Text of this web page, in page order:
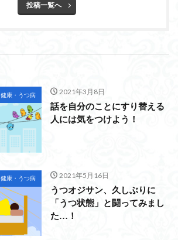
投稿一覧へ
健康・うつ病 2021年3月8日
話を自分のことにすり替える
人には気をつけよう！
健康・うつ病 2021年5月16日
うつオジサン、久しぶりに
「うつ状態」と闘ってみまし
た…！